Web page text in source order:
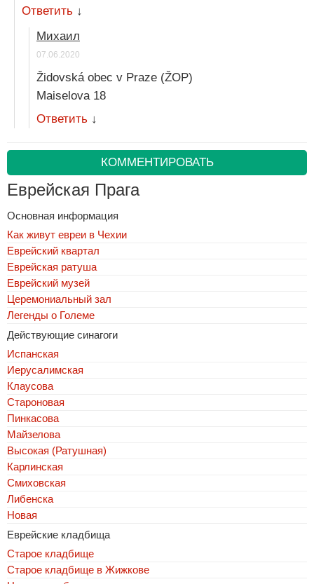
Ответить ↓
Михаил
07.06.2020
Židovská obec v Praze (ŽOP)
Maiselova 18
Ответить ↓
КОММЕНТИРОВАТЬ
Еврейская Прага
Основная информация
Как живут евреи в Чехии
Еврейский квартал
Еврейская ратуша
Еврейский музей
Церемониальный зал
Легенды о Големе
Действующие синагоги
Испанская
Иерусалимская
Клаусова
Староновая
Пинкасова
Майзелова
Высокая (Ратушная)
Карлинская
Смиховская
Либенска
Новая
Еврейские кладбища
Старое кладбище
Старое кладбище в Жижкове